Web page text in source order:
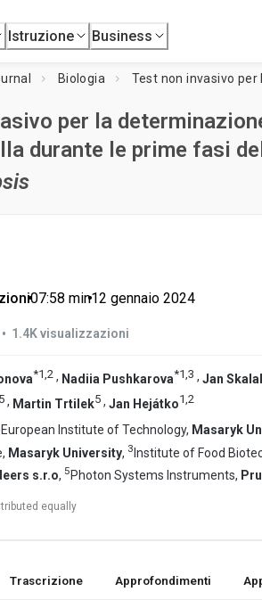
Istruzione Business
Biologia
per la
durante le prime fasi
•07:58 min•12 gennaio 2024
• 1.4K visualizzazioni
*1,2 , Nadiia Pushkarova*1,3 , Jan
5 , Martin Trtilek5 , Jan Hejátko1 2
European Institute of Technology, Masaryk
Masaryk University, 3 Institute of Food
s.r.o, 5 Photon Systems Instruments,
equally
Trascrizione Approfondimenti